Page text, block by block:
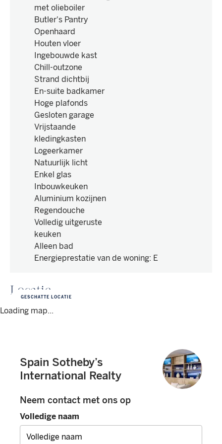
met olieboiler
Butler's Pantry
Openhaard
Houten vloer
Ingebouwde kast
Chill-outzone
Strand dichtbij
En-suite badkamer
Hoge plafonds
Gesloten garage
Vrijstaande
kledingkasten
Logeerkamer
Natuurlijk licht
Enkel glas
Inbouwkeuken
Aluminium kozijnen
Regendouche
Volledig uitgeruste
keuken
Alleen bad
Energieprestatie van de woning: E
Locatie
Loading map...
GESCHATTE LOCATIE
Spain Sotheby’s
International Realty
Neem contact met ons op
Volledige naam